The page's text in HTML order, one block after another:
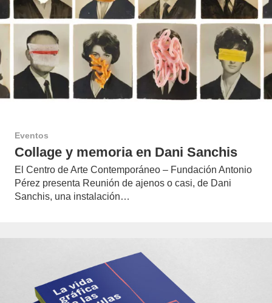
Eventos
Collage y memoria en Dani Sanchis
El Centro de Arte Contemporáneo – Fundación Antonio
Pérez presenta Reunión de ajenos o casi, de Dani
Sanchis, una instalación…